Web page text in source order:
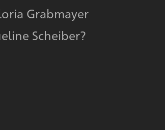
Grabmayer
Scheiber?